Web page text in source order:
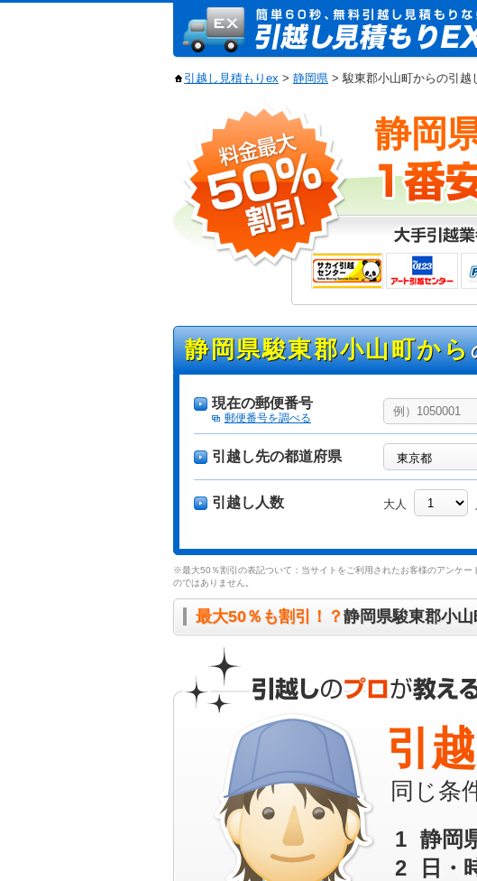
引越し見積もりex > 静岡県 > 駿東郡小山町からの引越
静岡
静岡県駿東郡小山町から
現在の郵便番号
郵便番号を調べる
引越し先の都道府県
引越し人数 大人
※最大50％割引の表記ついて：当サイトをご利用されたお客様のアンケ
のではありません。
最大50％も割引！？静岡県駿東郡小
引
同じ条
1 静岡
2
日・